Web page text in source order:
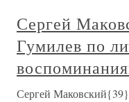
Сергей
Гумилев по
Сергей